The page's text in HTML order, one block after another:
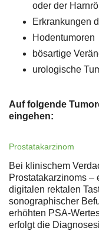
oder der
Erkrankungen
Hodentumoren
bösartige
urologische
Auf folgende
eingehen:
Prostatakarzinom
Bei klinischem
Prostatakarzinoms –
digitalen rektalen
sonographischer
erhöhten PSA-
erfolgt die